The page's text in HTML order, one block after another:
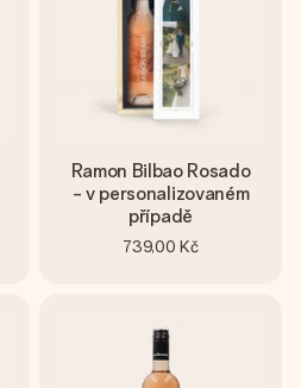
Ramon Bilbao Rosado
- v personalizovaném
případě
739,00 Kč